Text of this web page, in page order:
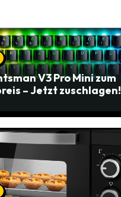
V3 Pro Mini zum
– Jetzt zuschlagen!